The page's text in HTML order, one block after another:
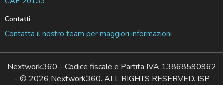
Contatti
Contatta il nostro team per maggiori informazioni
Nextwork360 - Codice fiscale e Partita IVA 13868590962
- © 2026 Nextwork360. ALL RIGHTS RESERVED. ISP